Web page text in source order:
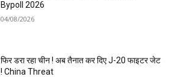
Bypoll 2026
04/08/2026
फिर डरा रहा चीन ! अब तैनात कर दिए J-20 फाइटर जेट
! China Threat